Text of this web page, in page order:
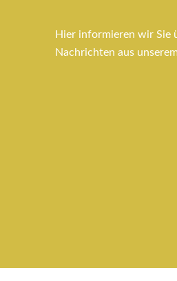
Hier informieren wir Sie
Nachrichten aus